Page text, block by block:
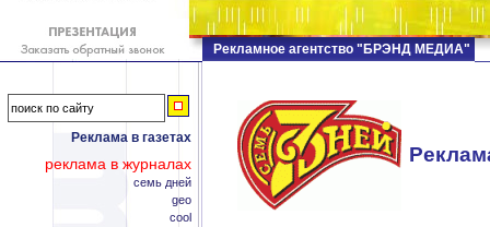
Реклама в газетах
реклама в журналах
семь дней
geo
cool
Рекламное агентство "БРЭНД МЕДИА"